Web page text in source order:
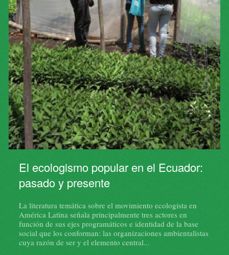
El ecologismo popular en el Ecuador:
pasado y presente
La literatura temática sobre el movimiento ecologista en
América Latina señala principalmente tres actores en
función de sus ejes programáticos e identidad de la base
social que los conforman: las organizaciones ambientalistas
cuya razón de ser y el elemento central...
El frente de lucha popular y la toma
organizada de la tierra
El desarrollo capitalista ecuatoriano sustentado en la agro
exportación –primero cacaotera y posteriormente bananera-
convierte a la Costa y específicamente a Guayaquil en un
polo de atracción de migrantes. En estas circunstancias, la
ciudad experimenta, sobre todo desde los años cuarenta del